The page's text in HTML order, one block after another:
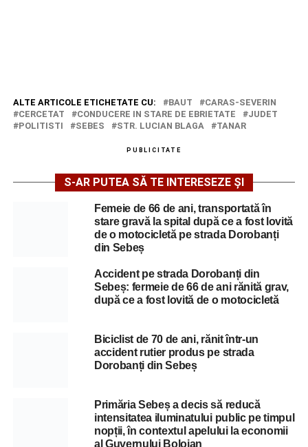
ALTE ARTICOLE ETICHETATE CU: BAUT
CARAS-SEVERIN
CERCETAT
CONDUCERE IN STARE DE EBRIETATE
JUDET
POLITISTI
SEBES STR. LUCIAN BLAGA TANAR
PUBLICITATE
S-AR PUTEA SĂ TE INTERESEZE ȘI
Femeie de 66 de ani, transportată în
stare gravă la spital după ce a fost lovită
de o motocicletă pe strada Dorobanți
din Sebeș
Accident pe strada Dorobanți din
Sebeș: fermeie de 66 de ani rănită grav,
după ce a fost lovită de o motocicletă
Biciclist de 70 de ani, rănit într-un
accident rutier produs pe strada
Dorobanți din Sebeș
Primăria Sebeș a decis să reducă
intensitatea iluminatului public pe timpul
nopții, în contextul apelului la economii
al Guvernului Bolojan